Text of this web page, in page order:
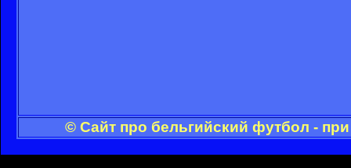
© Сайт про бельгийский футбол -